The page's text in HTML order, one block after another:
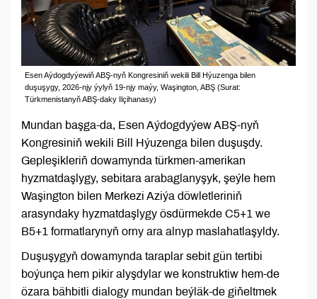
Esen Aýdogdyýewiň ABŞ-nyň Kongresiniň wekili Bill Hýuzenga bilen
duşuşygy, 2026-njy ýylyň 19-njy maýy, Waşington, ABŞ (Surat:
Türkmenistanyň ABŞ-daky Ilçihanasy)
Mundan başga-da, Esen Aýdogdyýew ABŞ-nyň
Kongresiniň wekili Bill Hýuzenga bilen duşuşdy.
Gepleşikleriň dowamynda türkmen-amerikan
hyzmatdaşlygy, sebitara arabaglanyşyk, şeýle hem
Waşington bilen Merkezi Aziýa döwletleriniň
arasyndaky hyzmatdaşlygy ösdürmekde C5+1 we
B5+1 formatlarynyň orny ara alnyp maslahatlaşyldy.
Duşuşygyň dowamynda taraplar sebit gün tertibi
boýunça hem pikir alyşdylar we konstruktiw hem-de
özara bähbitli dialogy mundan beýläk-de giňeltmek